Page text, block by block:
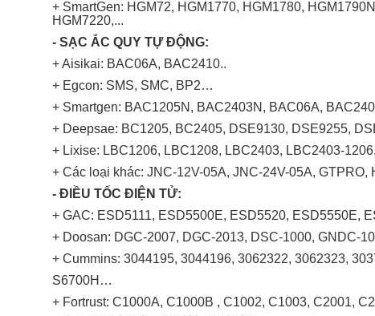
+ SmartGen: HGM72, HGM1770, HGM1780,
HGM7220,...
- SẠC ẮC QUY TỰ ĐỘNG:
+ Aisikai: BAC06A, BAC2410..
+ Egcon: SMS, SMC, BP2…
+ Smartgen: BAC1205N, BAC2403N, BAC06A,
+ Deepsae: BC1205, BC2405, DSE9130, DSE9255,
+ Lixise: LBC1206, LBC1208, LBC2403, LBC2403-
+ Các loại khác: JNC-12V-05A, JNC-24V-05A, GTPRO,
- ĐIỀU TỐC ĐIỆN TỬ:
+ GAC: ESD5111, ESD5500E, ESD5520, ESD5550E,
+ Doosan: DGC-2007, DGC-2013, DSC-1000, GNDC-
+ Cummins: 3044195, 3044196, 3062322, 3062323,
S6700H…
+ Fortrust: C1000A, C1000B , C1002, C1003, C2001,